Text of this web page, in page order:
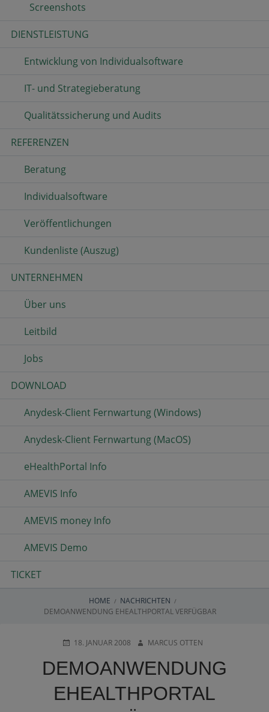
Screenshots
DIENSTLEISTUNG
Entwicklung von Individualsoftware
IT- und Strategieberatung
Qualitätssicherung und Audits
REFERENZEN
Beratung
Individualsoftware
Veröffentlichungen
Kundenliste (Auszug)
UNTERNEHMEN
Über uns
Leitbild
Jobs
DOWNLOAD
Anydesk-Client Fernwartung (Windows)
Anydesk-Client Fernwartung (MacOS)
eHealthPortal Info
AMEVIS Info
AMEVIS money Info
AMEVIS Demo
TICKET
BREADCRUMBS
HOME
NACHRICHTEN
DEMOANWENDUNG EHEALTHPORTAL VERFÜGBAR
POSTED
18. JANUAR 2008 AUTHOR
MARCUS OTTEN
DEMOANWENDUNG
EHEALTHPORTAL